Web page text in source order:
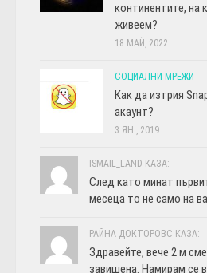
континентите, на
живеем?
18 МАЙ, 2022
СОЦИАЛНИ МРЕЖИ
Как да изтрия
акаунт?
3 ЯН., 2019
ISMAIL_LAND КАЗА:
След като минат
месеца то не само на
РАЙНА ДОКТОРОВС КАЗА:
Здравейте, вече 2 м
завишена. Намирам се